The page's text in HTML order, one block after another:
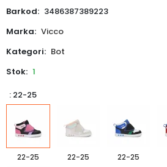
Barkod: 3486387389223
Marka: Vicco
Kategori: Bot
Stok: 1
: 22-25
22-25 22-25 22-25